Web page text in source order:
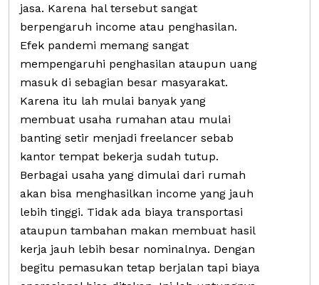
jasa. Karena hal tersebut sangat
berpengaruh income atau penghasilan.
Efek pandemi memang sangat
mempengaruhi penghasilan ataupun uang
masuk di sebagian besar masyarakat.
Karena itu lah mulai banyak yang
membuat usaha rumahan atau mulai
banting setir menjadi freelancer sebab
kantor tempat bekerja sudah tutup.
Berbagai usaha yang dimulai dari rumah
akan bisa menghasilkan income yang jauh
lebih tinggi. Tidak ada biaya transportasi
ataupun tambahan makan membuat hasil
kerja jauh lebih besar nominalnya. Dengan
begitu pemasukan tetap berjalan tapi biaya